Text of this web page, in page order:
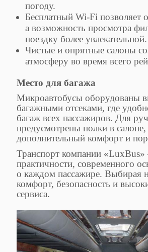
погоду.
Бесплатный Wi-Fi позволяет
а возможность просмотра
поездку более увлекательной.
Чистые и опрятные салоны
атмосферу во время всего
Место для багажа
Микроавтобусы оборудованы
багажными отсеками, где
багаж всех пассажиров. Для
предусмотрены полки в салоне,
дополнительный комфорт и
Транспорт компании «LuxBus»
практичности, современного
о каждом пассажире. Выбирая
комфорт, безопасность и
сервиса.